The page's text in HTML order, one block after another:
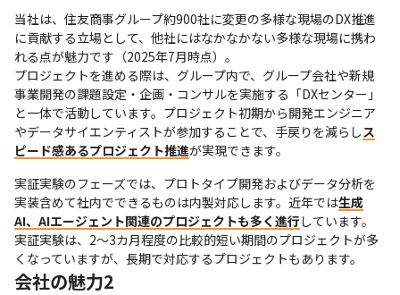
当社は、住友商事グループ約900社に変更の多様な現場のDX推進
に貢献する立場として、他社にはなかなかない多様な現場に携わ
れる点が魅力です（2025年7月時点）。
プロジェクトを進める際は、グループ内で、グループ会社や新規
事業開発の課題設定・企画・コンサルを実施する「DXセンター」
と一体で活動しています。プロジェクト初期から開発エンジニア
やデータサイエンティストが参加することで、手戻りを減らし ス
ピード感あるプロジェクト推進が実現できます。
実証実験のフェーズでは、プロトタイプ開発およびデータ分析を
実装含めて社内でできるものは内製対応します。近年では生成
AI、AIエージェント関連のプロジェクトも多く進行 しています。
実証実験は、2～3カ月程度の比較的短い期間のプロジェクトが多
くなっていますが、長期で対応するプロジェクトもあります。
会社の魅力2